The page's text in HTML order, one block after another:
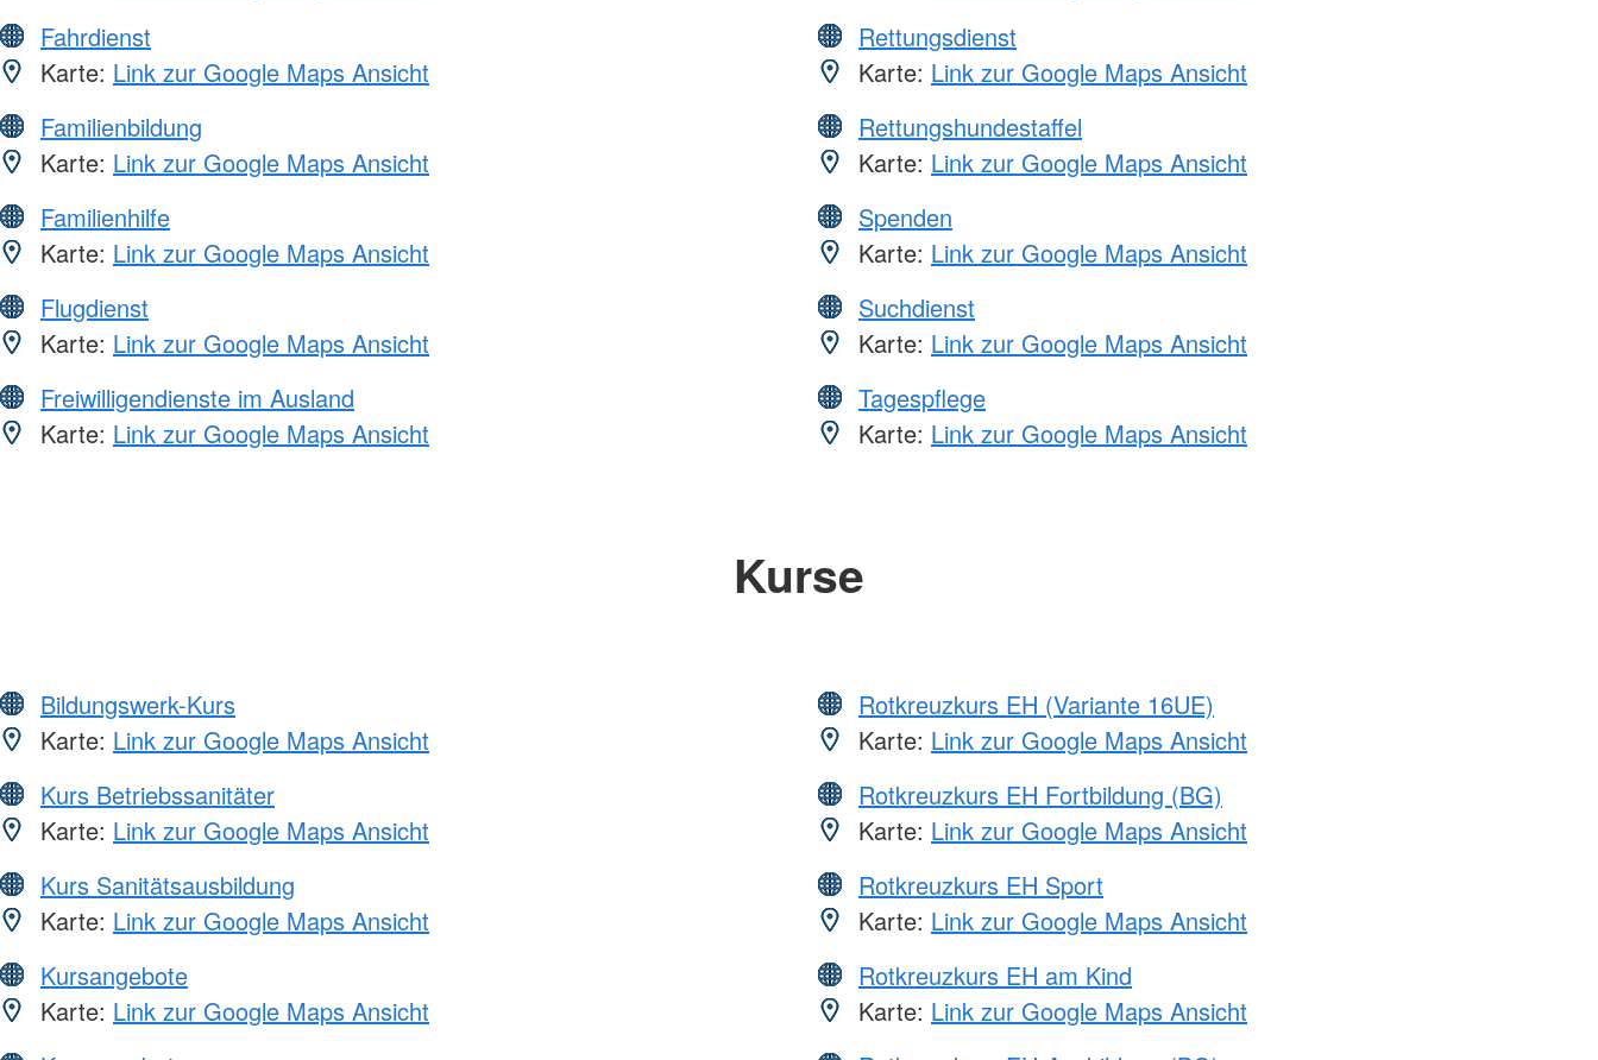
Fahrdienst
Karte: Link zur Google Maps Ansicht
Familienbildung
Karte: Link zur Google Maps Ansicht
Familienhilfe
Karte: Link zur Google Maps Ansicht
Flugdienst
Karte: Link zur Google Maps Ansicht
Freiwilligendienste im Ausland
Karte: Link zur Google Maps Ansicht
Rettungsdienst
Karte: Link zur Google Maps Ansicht
Rettungshundestaffel
Karte: Link zur Google Maps Ansicht
Spenden
Karte: Link zur Google Maps Ansicht
Suchdienst
Karte: Link zur Google Maps Ansicht
Tagespflege
Karte: Link zur Google Maps Ansicht
Kurse
Bildungswerk-Kurs
Karte: Link zur Google Maps Ansicht
Kurs Betriebssanitäter
Karte: Link zur Google Maps Ansicht
Kurs Sanitätsausbildung
Karte: Link zur Google Maps Ansicht
Kursangebote
Karte: Link zur Google Maps Ansicht
Rotkreuzkurs EH (Variante 16UE)
Karte: Link zur Google Maps Ansicht
Rotkreuzkurs EH Fortbildung (BG)
Karte: Link zur Google Maps Ansicht
Rotkreuzkurs EH Sport
Karte: Link zur Google Maps Ansicht
Rotkreuzkurs EH am Kind
Karte: Link zur Google Maps Ansicht